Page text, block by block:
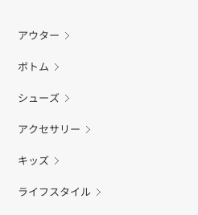
アウター
ボトム
シューズ
アクセサリー
キッズ
ライフスタイル